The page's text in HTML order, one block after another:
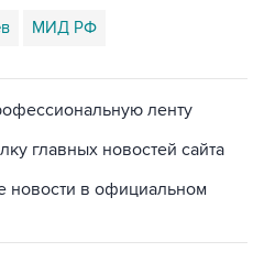
МИД РФ
ленту
главных новостей сайта
новости в официальном